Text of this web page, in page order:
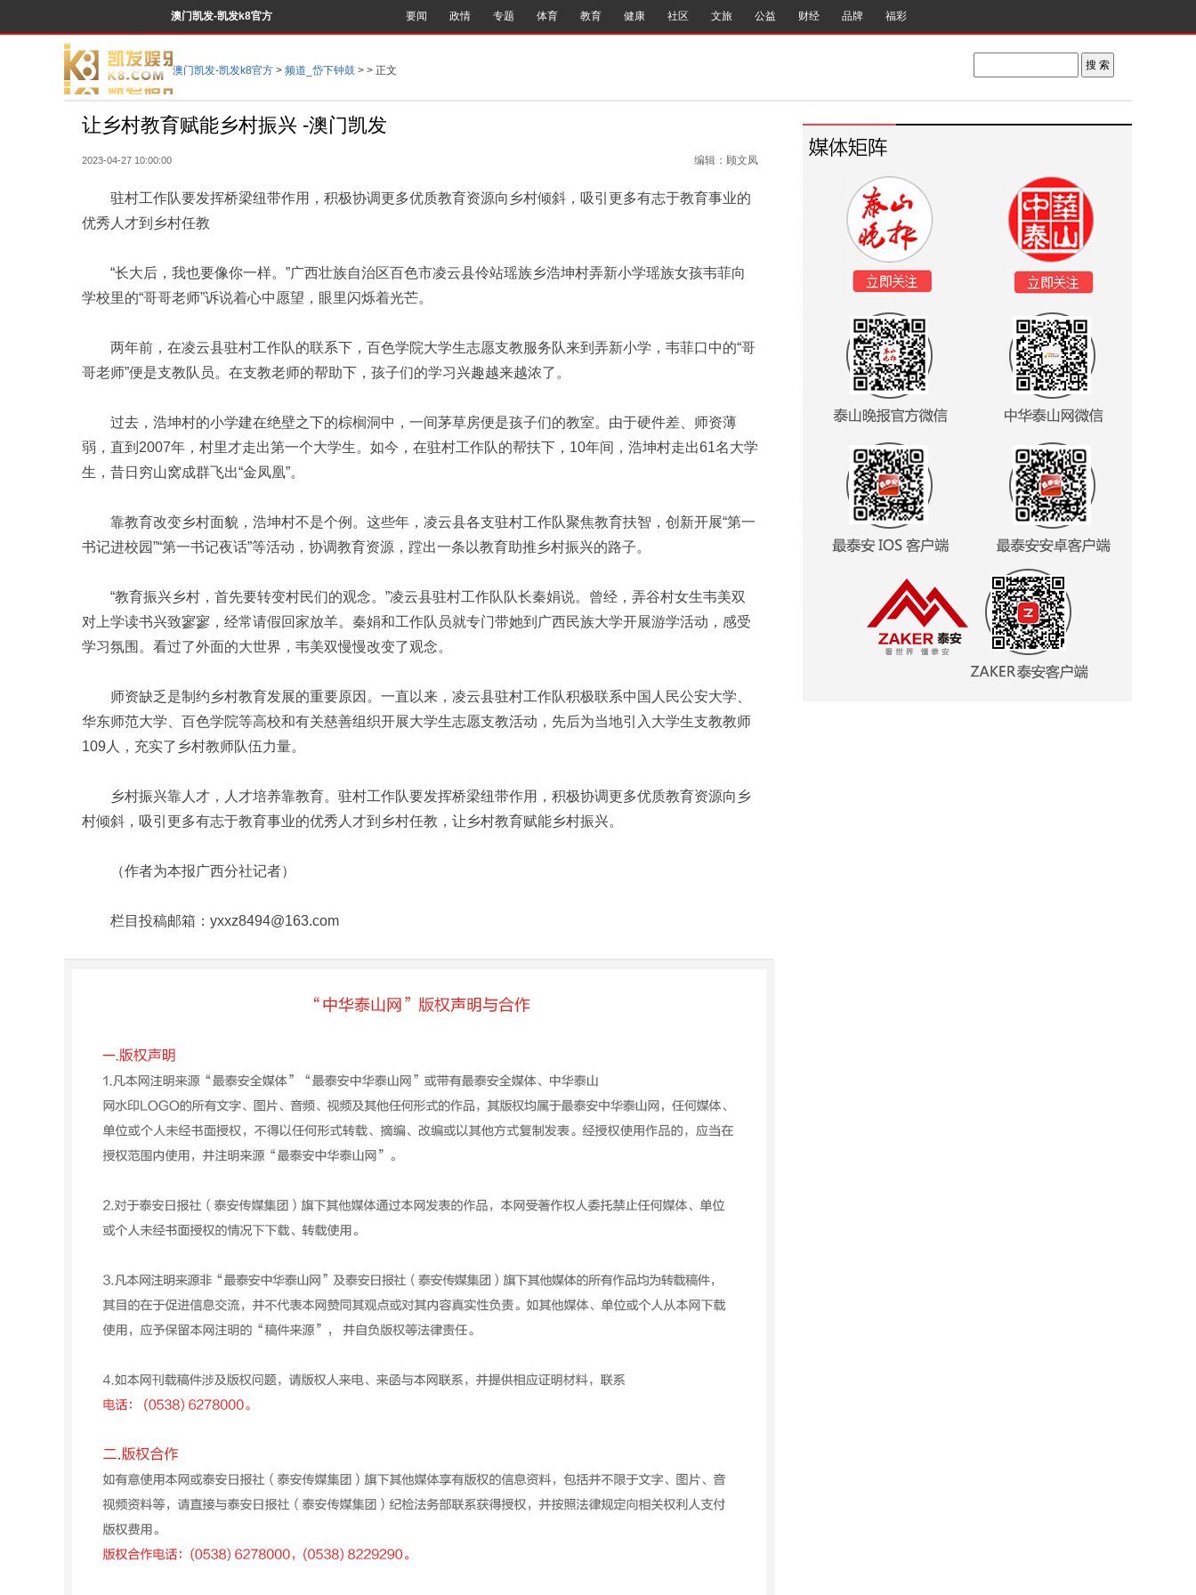
澳门凯发-凯发k8官方 要闻 政情 专题 体育 教育 健康 社区 文旅 公益 财经 品牌 福彩
澳门凯发-凯发k8官方 > 频道_岱下钟鼓 > > 正文
让乡村教育赋能乡村振兴 -澳门凯发
2023-04-27 10:00:00 编辑：顾文凤
驻村工作队要发挥桥梁纽带作用，积极协调更多优质教育资源向乡村倾斜，吸引更多有志于教育事业的
优秀人才到乡村任教
“长大后，我也要像你一样。”广西壮族自治区百色市凌云县伶站瑶族乡浩坤村弄新小学瑶族女孩韦菲向
学校里的“哥哥老师”诉说着心中愿望，眼里闪烁着光芒。
两年前，在凌云县驻村工作队的联系下，百色学院大学生志愿支教服务队来到弄新小学，韦菲口中的“哥
哥老师”便是支教队员。在支教老师的帮助下，孩子们的学习兴趣越来越浓了。
过去，浩坤村的小学建在绝壁之下的棕榈洞中，一间茅草房便是孩子们的教室。由于硬件差、师资薄
弱，直到2007年，村里才走出第一个大学生。如今，在驻村工作队的帮扶下，10年间，浩坤村走出61名大学
生，昔日穷山窝成群飞出“金凤凰”。
靠教育改变乡村面貌，浩坤村不是个例。这些年，凌云县各支驻村工作队聚焦教育扶智，创新开展“第一
书记进校园”“第一书记夜话”等活动，协调教育资源，蹚出一条以教育助推乡村振兴的路子。
“教育振兴乡村，首先要转变村民们的观念。”凌云县驻村工作队队长秦娟说。曾经，弄谷村女生韦美双
对上学读书兴致寥寥，经常请假回家放羊。秦娟和工作队员就专门带她到广西民族大学开展游学活动，感受
学习氛围。看过了外面的大世界，韦美双慢慢改变了观念。
师资缺乏是制约乡村教育发展的重要原因。一直以来，凌云县驻村工作队积极联系中国人民公安大学、
华东师范大学、百色学院等高校和有关慈善组织开展大学生志愿支教活动，先后为当地引入大学生支教教师
109人，充实了乡村教师队伍力量。
乡村振兴靠人才，人才培养靠教育。驻村工作队要发挥桥梁纽带作用，积极协调更多优质教育资源向乡
村倾斜，吸引更多有志于教育事业的优秀人才到乡村任教，让乡村教育赋能乡村振兴。
（作者为本报广西分社记者）
栏目投稿邮箱： yxxz8494@163.com